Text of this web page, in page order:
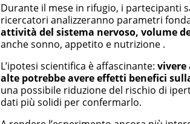
Durante il mese in rifugio, i partecipanti
ricercatori analizzeranno parametri
attività del sistema nervoso, volume
anche sonno, appetito e nutrizione .
L’ipotesi scientifica è affascinante: vivere
alte potrebbe avere effetti benefici
una possibile riduzione del rischio di
dati più solidi per confermarlo.